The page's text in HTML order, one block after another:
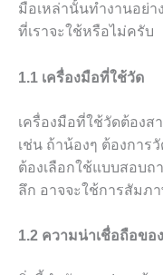
มือเหล่านั้นทำงานอย่า
ที่เราจะใช้หรือไม่ครับ
1.1 เครื่องมือที่ใช้วัด
เครื่องมือที่ใช้วัดต้องส
เช่น ถ้าน้องๆ ต้องการ
ต้องเลือกใช้แบบสอบถ
ลึก อาจจะใช้การสัมภ
1.2 ความน่าเชื่อถือขอ